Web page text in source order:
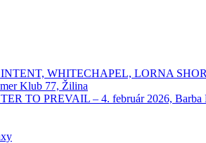
WHITECHAPEL, LORNA
Klub 77, Žilina
TO PREVAIL – 4. február 2026, Barba